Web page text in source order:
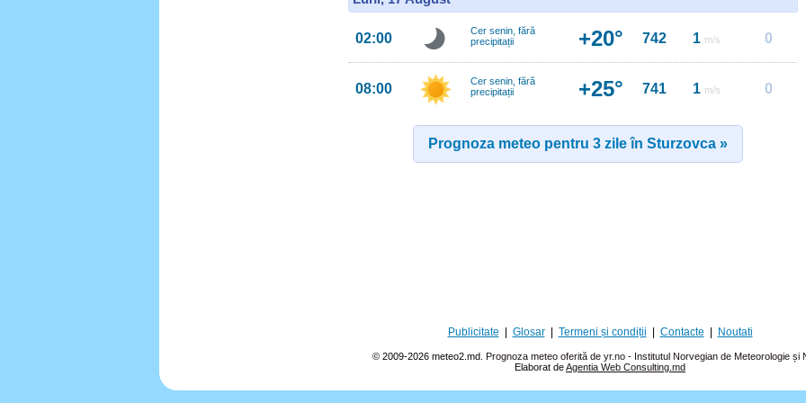
02:00
Cer senin, fără
precipitații
+20° 742 1 m/s 0
08:00
Cer senin, fără
precipitații
+25° 741 1 m/s 0
Prognoza meteo pentru 3 zile în Sturzovca »
Publicitate Glosar| Termeni și condiții Contacte Noutati
© 2009-2026 meteo2.md. Prognoza meteo oferită de yr.no - Institutul Norvegian de Meteorologie și
Elaborat deAgentia Web Consulting.md